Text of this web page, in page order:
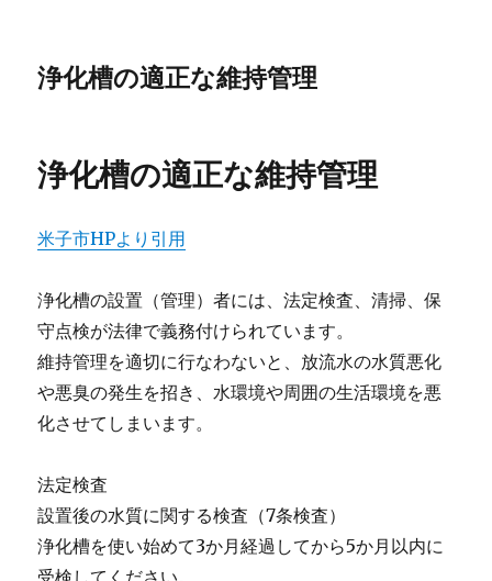
浄化槽の適正な維持管理
浄化槽の適正な維持管理
米子市HPより引用
浄化槽の設置（管理）者には、法定検査、清掃、保
守点検が法律で義務付けられています。
維持管理を適切に行なわないと、放流水の水質悪化
や悪臭の発生を招き、水環境や周囲の生活環境を悪
化させてしまいます。
法定検査
設置後の水質に関する検査（7条検査）
浄化槽を使い始めて3か月経過してから5か月以内に
受検してください。